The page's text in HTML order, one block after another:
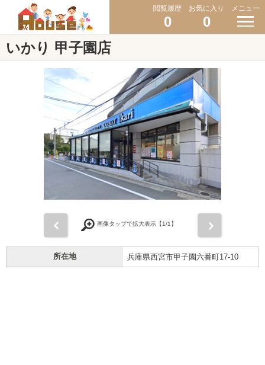
閲覧履歴
0
お気に入り
0
メニュー
いかり 甲子園店
画像タップで拡大表示【1/1】
所在地 兵庫県西宮市甲子園六番町17-10